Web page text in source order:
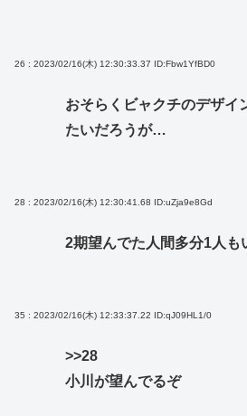
26 : 2023/02/16(木) 12:30:33.37 ID:Fbw1YfBD0
おそらくビャクチのデザイ
たいだろうが…
28 : 2023/02/16(木) 12:30:41.68 ID:uZja9e8Gd
2期望んでた人間多分1人も
35 : 2023/02/16(木) 12:33:37.22 ID:qJ09HL1/0
>>28
小川が望んでるぞ